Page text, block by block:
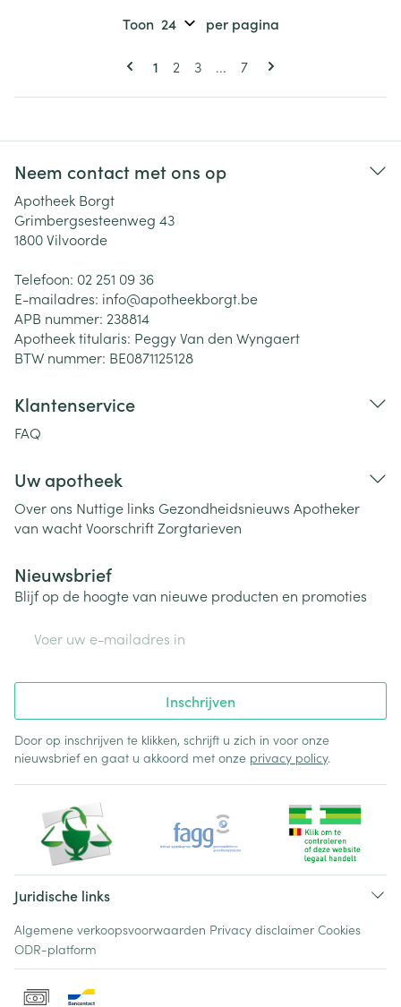
Pagina's
U lees momenteel pagina
1 Pagina
2 Pagina
3 ... Pagina
7
Toon per pagina
Neem contact met ons op
Apotheek Borgt
Grimbergsesteenweg 43
1800Vilvoorde
Telefoon: 02 251 09 36
E-mailadres: info@apotheekborgt.be
APB nummer: 238814
Apotheek titularis: Peggy Van den Wyngaert
BTW nummer: BE0871125128
Klantenservice
FAQ
Uw apotheek
Over ons Nuttige links Gezondheidsnieuws Apotheker
van wachtVoorschriftZorgtarieven
Nieuwsbrief
Blijf op de hoogte van nieuwe producten en promoties
Inschrijven
Door op inschrijven te klikken, schrijft u zich in voor onze
nieuwsbrief en gaat u akkoord met onze privacy policy.
Juridische links
Algemene verkoopsvoorwaarden Privacy disclaimer Cookies
ODR-platform